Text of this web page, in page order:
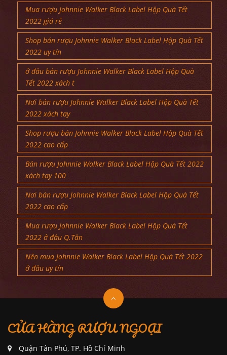
Mua rượu Johnnie Walker Black Label Hộp Quà Tết
2022 giá rẻ
Shop bán rượu Johnnie Walker Black Label Hộp Quà Tết
2022 uy tín
ở đâu bán rượu Johnnie Walker Black Label Hộp Quà
Tết 2022 xách t
Nơi bán rượu Johnnie Walker Black Label Hộp Quà Tết
2022 xách tay
Shop rượu bán Johnnie Walker Black Label Hộp Quà Tết
2022 cao cấp
Bán rượu Johnnie Walker Black Label Hộp Quà Tết 2022
xách tay 100
Nơi bán rượu Johnnie Walker Black Label Hộp Quà Tết
2022 cao cấp
Mua rượu Johnnie Walker Black Label Hộp Quà Tết
2022 ở đâu Q.Tân
Nên mua Johnnie Walker Black Label Hộp Quà Tết 2022
ở đâu uy tín
CỬA HÀNG RƯỢU NGOẠI
Quận Tân Phú, TP. Hồ Chí Minh